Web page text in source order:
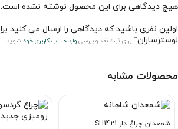
هیچ دیدگاهی برای این محصول نوشته نشده است.
لوسترسازان” برای ثبت نقد و بررسی وارد حساب کاربری خود شوید.
محصولات مشابه
شمعدان چراغ دار SH1421